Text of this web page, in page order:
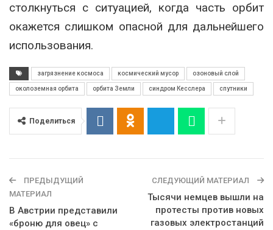
столкнуться с ситуацией, когда часть орбит
окажется слишком опасной для дальнейшего
использования.
загрязнение космоса космический мусор озоновый слой
околоземная орбита орбита Земли синдром Кесслера спутники
Поделиться
ПРЕДЫДУЩИЙ
МАТЕРИАЛ
В Австрии представили
«броню для овец» с
СЛЕДУЮЩИЙ МАТЕРИАЛ
Тысячи немцев вышли на
протесты против новых
газовых электростанций